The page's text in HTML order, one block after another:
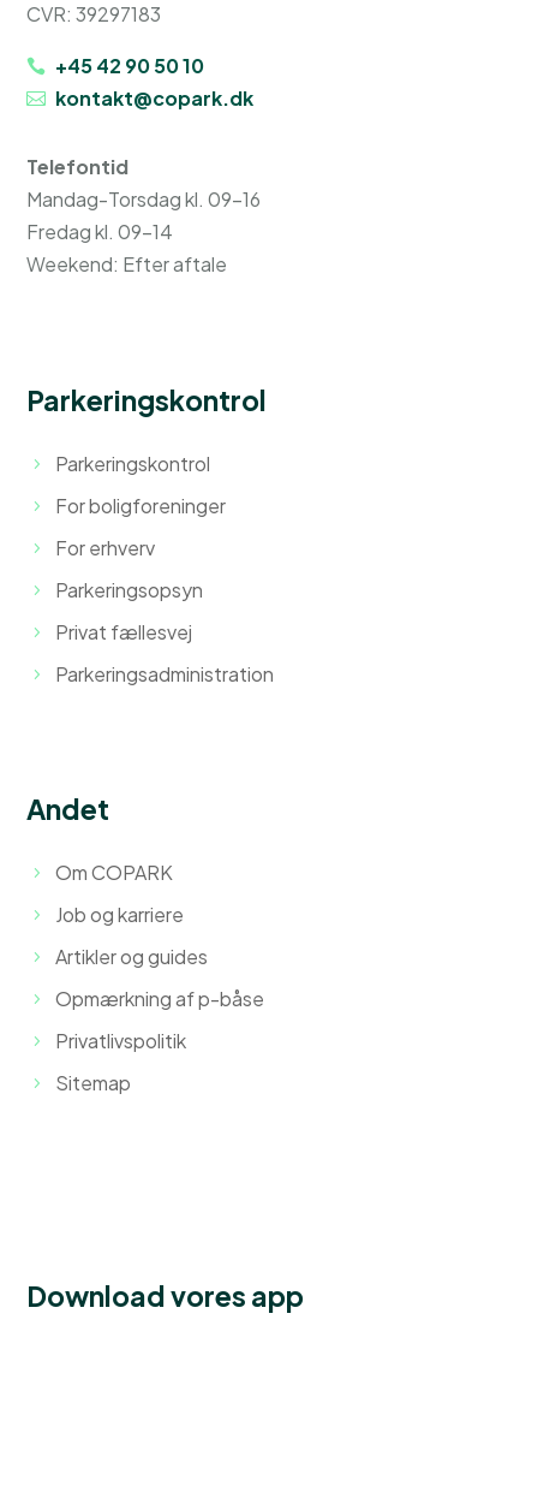
CVR: 39297183
+45 42 90 50 10
kontakt@copark.dk
Telefontid
Mandag-Torsdag kl. 09-16
Fredag kl. 09-14
Weekend: Efter aftale
Parkeringskontrol
Parkeringskontrol
For boligforeninger
For erhverv
Parkeringsopsyn
Privat fællesvej
Parkeringsadministration
Andet
Om COPARK
Job og karriere
Artikler og guides
Opmærkning af p-båse
Privatlivspolitik
Sitemap
Download vores app